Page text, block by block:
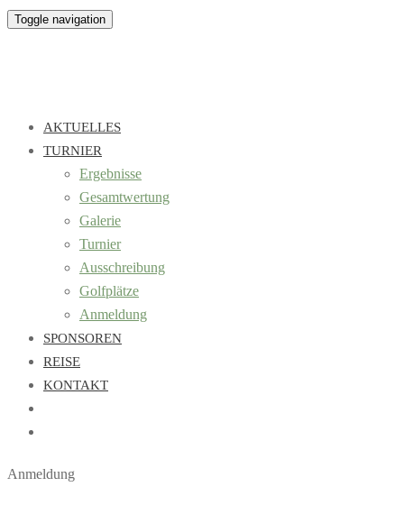
Toggle navigation
AKTUELLES
TURNIER
Ergebnisse
Gesamtwertung
Galerie
Turnier
Ausschreibung
Golfplätze
Anmeldung
SPONSOREN
REISE
KONTAKT
Anmeldung